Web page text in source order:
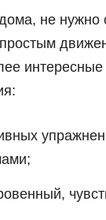
не нужно